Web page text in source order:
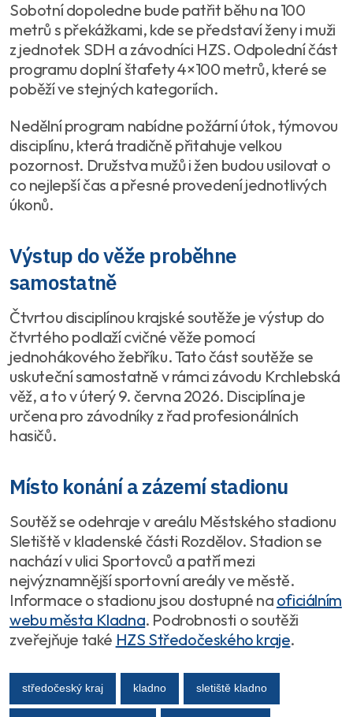
Sobotní dopoledne bude patřit běhu na 100
metrů s překážkami, kde se představí ženy i muži
z jednotek SDH a závodníci HZS. Odpolední část
programu doplní štafety 4×100 metrů, které se
poběží ve stejných kategoriích.
Nedělní program nabídne požární útok, týmovou
disciplínu, která tradičně přitahuje velkou
pozornost. Družstva mužů i žen budou usilovat o
co nejlepší čas a přesné provedení jednotlivých
úkonů.
Výstup do věže proběhne
samostatně
Čtvrtou disciplínou krajské soutěže je výstup do
čtvrtého podlaží cvičné věže pomocí
jednohákového žebříku. Tato část soutěže se
uskuteční samostatně v rámci závodu Krchlebská
věž, a to v úterý 9. června 2026. Disciplína je
určena pro závodníky z řad profesionálních
hasičů.
Místo konání a zázemí stadionu
Soutěž se odehraje v areálu Městského stadionu
Sletiště v kladenské části Rozdělov. Stadion se
nachází v ulici Sportovců a patří mezi
nejvýznamnější sportovní areály ve městě.
Informace o stadionu jsou dostupné na oficiálním
webu města Kladna. Podrobnosti o soutěži
zveřejňuje také HZS Středočeského kraje.
středočeský kraj kladno sletiště kladno